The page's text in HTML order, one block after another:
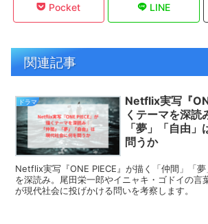
Pocket LINE
関連記事
ドラマ
Netflix実写『
くテーマを深読
「夢」「自由
問うか
Netflix実写『ONE PIECE』が描く「仲間」「
を深読み。尾田栄一郎やイニャキ・ゴドイの言
が現代社会に投げかける問いを考察します。